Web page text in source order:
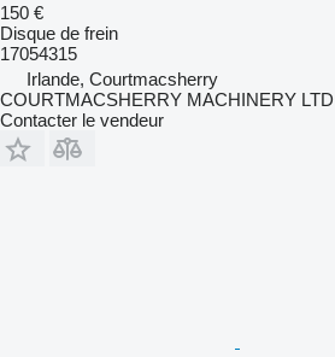
150 €
Disque de frein
17054315
Irlande, Courtmacsherry
COURTMACSHERRY MACHINERY LTD
Contacter le vendeur